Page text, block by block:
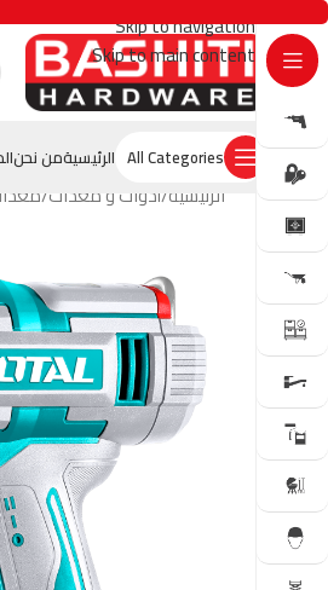
Skip to navigation
Skip to main content
All Categories الرئيسيةمن نحن
الرئيسية أدوات و معدات